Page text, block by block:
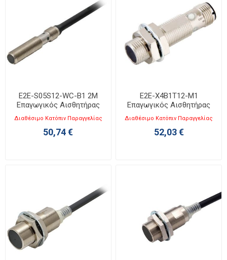
E2E-S05S12-WC-B1 2M
Επαγωγικός Αισθητήρας
M5
Διαθέσιμο Κατόπιν Παραγγελίας
50,74 €
E2E-X4B1T12-M1
Επαγωγικός Αισθητήρας
M12
Διαθέσιμο Κατόπιν Παραγγελίας
52,03 €